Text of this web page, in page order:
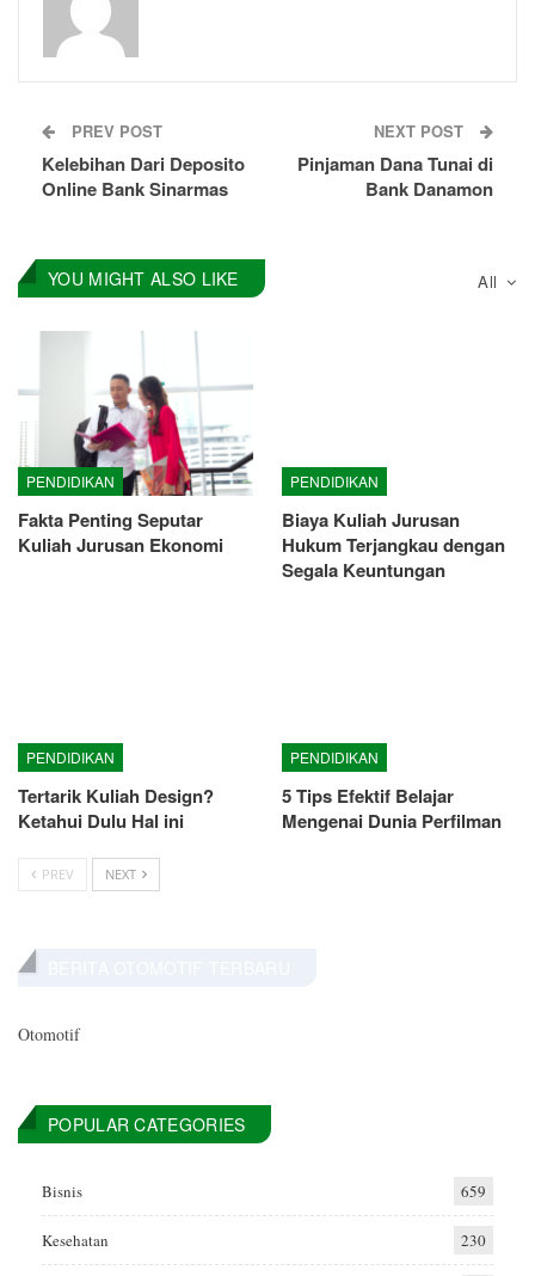
PREV POST
Kelebihan Dari Deposito
Online Bank Sinarmas
NEXT POST
Pinjaman Dana Tunai di
Bank Danamon
All
YOU MIGHT ALSO LIKE
PENDIDIKAN
Fakta Penting Seputar
Kuliah Jurusan Ekonomi
PENDIDIKAN
Biaya Kuliah Jurusan
Hukum Terjangkau dengan
Segala Keuntungan
PENDIDIKAN
Tertarik Kuliah Design?
Ketahui Dulu Hal ini
PENDIDIKAN
5 Tips Efektif Belajar
Mengenai Dunia Perfilman
PREV NEXT
Otomotif
POPULAR CATEGORIES
Bisnis 659
Kesehatan 230